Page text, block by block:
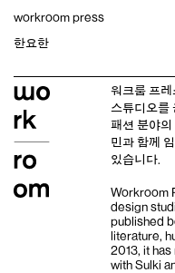
content
workroom press
한요한
워크룸 프
스튜디오를
패션 분야의
민과 함께
있습니다.
Workroom
design
published
literature,
2013, it has
with Sulki